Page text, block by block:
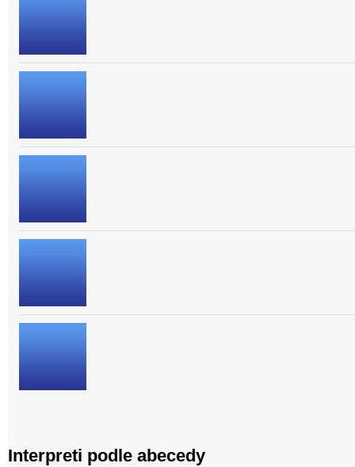
Interpreti podle abecedy